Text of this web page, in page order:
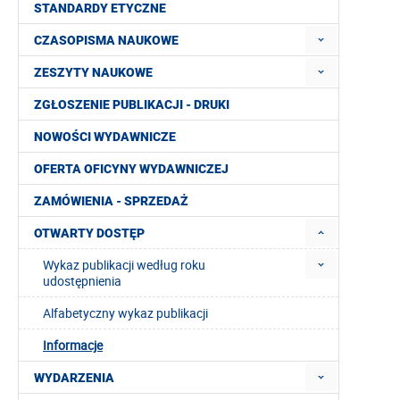
STANDARDY ETYCZNE
CZASOPISMA NAUKOWE
ZESZYTY NAUKOWE
ZGŁOSZENIE PUBLIKACJI - DRUKI
NOWOŚCI WYDAWNICZE
OFERTA OFICYNY WYDAWNICZEJ
ZAMÓWIENIA - SPRZEDAŻ
OTWARTY DOSTĘP
Wykaz publikacji według roku
udostępnienia
Alfabetyczny wykaz publikacji
Informacje
WYDARZENIA